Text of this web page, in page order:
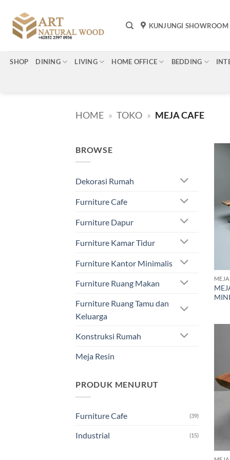
content
KUNJUNGI
SHOP DINING LIVING HOME OFFICE BEDDING
HOME » TOKO » MEJA CAFE
BROWSE
Dekorasi Rumah
Furniture Cafe
Furniture Dapur
Furniture Kamar Tidur
Furniture Kantor Minimalis
Furniture Ruang Makan
Furniture Ruang Tamu dan
Keluarga
Konstruksi Rumah
Meja Resin
PRODUK MENURUT
Furniture Cafe (39)
Industrial (15)